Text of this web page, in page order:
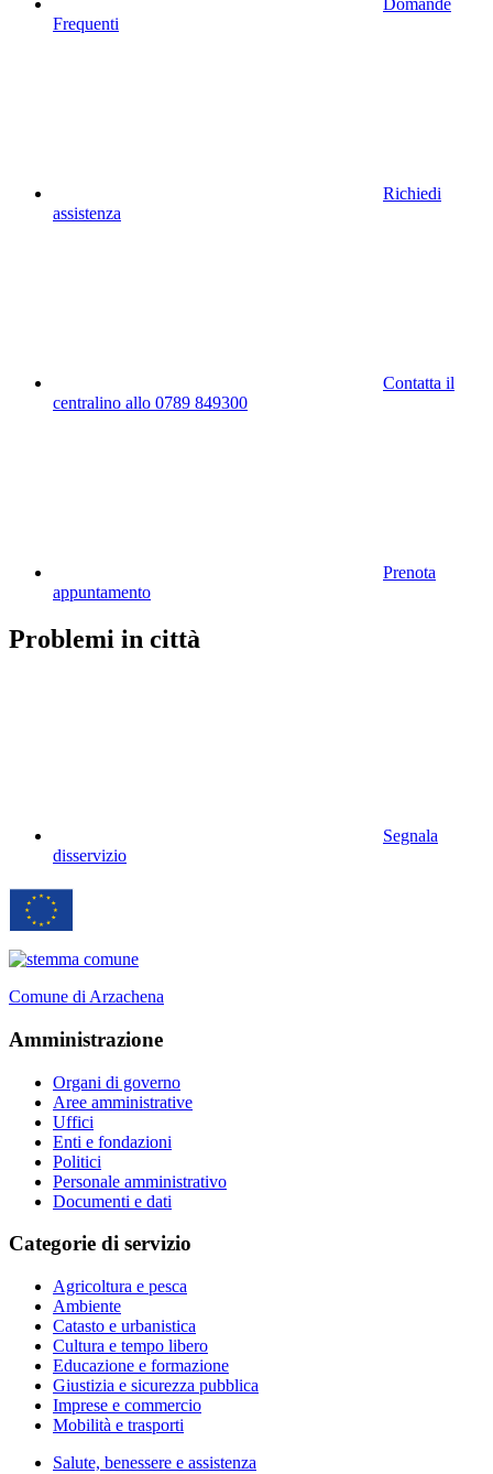
Domande
Frequenti
Richiedi
assistenza
Contatta il
centralino allo 0789 849300
Prenota
appuntamento
Problemi in città
Segnala
disservizio
Comune di Arzachena
Amministrazione
Organi di governo
Aree amministrative
Uffici
Enti e fondazioni
Politici
Personale amministrativo
Documenti e dati
Categorie di servizio
Agricoltura e pesca
Ambiente
Catasto e urbanistica
Cultura e tempo libero
Educazione e formazione
Giustizia e sicurezza pubblica
Imprese e commercio
Mobilità e trasporti
Salute, benessere e assistenza